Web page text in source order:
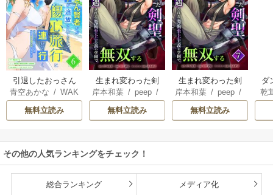
引退したおっさん
賢者だが愛弟子が
追放されてきたの
で傷心旅行に連れ
イフな旅のつもり
が、なぜか世界最
強の師弟になって
版】
青空あかな /WAK
ANA KURAGUCHI
pallet/アイラ
listaSTUDIO
無料立読み
生まれ変わった剣
聖、剣士が冷遇さ
れる魔術至上主義
の学園で無双する
岸本和葉/ peep/
染野静也/桑島黎
/taskey STUDI
無料立読み
生まれ変わった剣
聖、剣士が冷遇さ
れる魔術至上主義
の学園で無双する
岸本和葉/ peep/
染野静也/桑島黎
/taskey STUDI
無料立読み
ダ
込
乾
庫
その他の人気ランキングをチェック！
総合ランキング メディア化